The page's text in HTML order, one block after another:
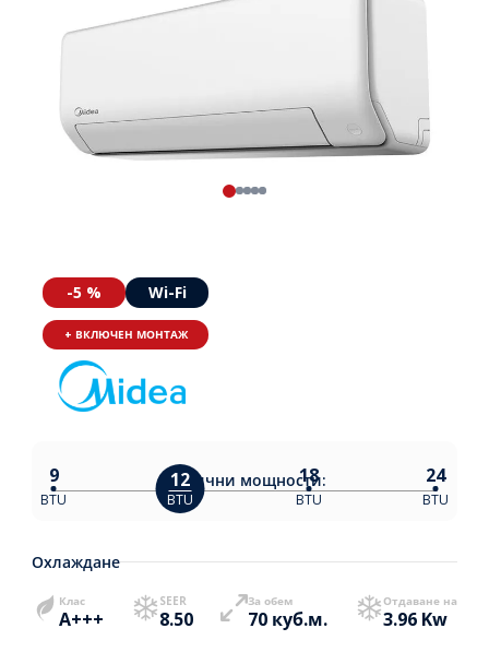
-5 % Wi-Fi
+ ВКЛЮЧЕН МОНТАЖ
Налични мощности:
9
BTU
12
BTU
18
BTU
24
BTU
Охлаждане
Клас
A+++
SEER
8.50
За обем
70 куб.м.
Отдаване на
3.96 Kw